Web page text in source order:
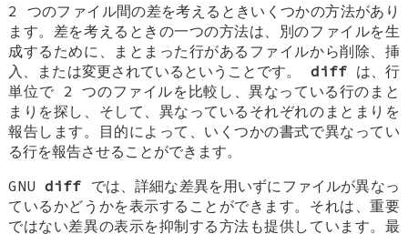
2 つのファイル間の差を考えるときいくつかの方法があり
ます。差を考えるときの一つの方法は、別のファイルを生
成するために、まとまった行があるファイルから削除、挿
入、または変更されているということです。 diffは、行
単位で 2 つのファイルを比較し、異なっている行のまと
まりを探し、そして、異なっているそれぞれのまとまりを
報告します。目的によって、いくつかの書式で異なってい
る行を報告させることができます。
GNUdiff では、詳細な差異を用いずにファイルが異なっ
ているかどうかを表示することができます。それは、重要
ではない差異の表示を抑制する方法も提供しています。最